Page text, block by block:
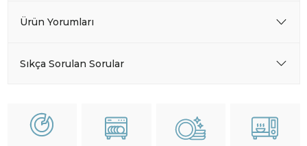
Ürün Yorumları
Sıkça Sorulan Sorular